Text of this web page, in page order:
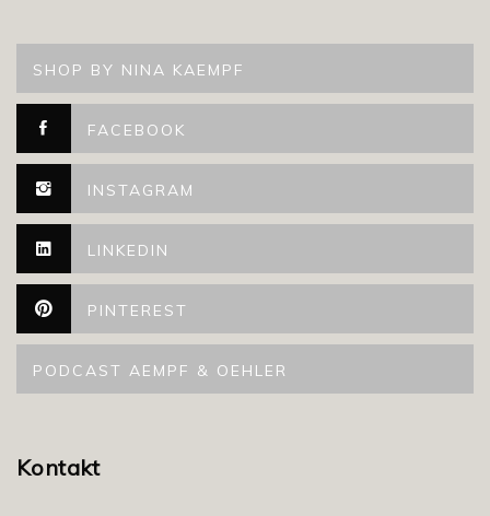
SHOP BY NINA KAEMPF
FACEBOOK
INSTAGRAM
LINKEDIN
PINTEREST
PODCAST AEMPF & OEHLER
Kontakt